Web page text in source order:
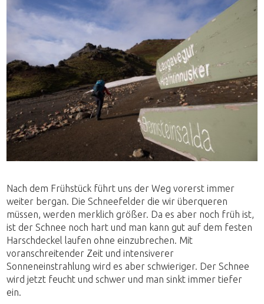
Nach dem Frühstück führt uns der Weg vorerst immer
weiter bergan. Die Schneefelder die wir überqueren
müssen, werden merklich größer. Da es aber noch früh ist,
ist der Schnee noch hart und man kann gut auf dem festen
Harschdeckel laufen ohne einzubrechen. Mit
voranschreitender Zeit und intensiverer
Sonneneinstrahlung wird es aber schwieriger. Der Schnee
wird jetzt feucht und schwer und man sinkt immer tiefer
ein.